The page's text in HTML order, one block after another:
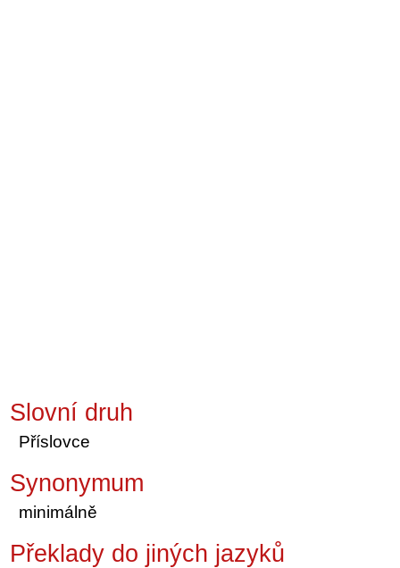
Slovní druh
Příslovce
Synonymum
minimálně
Překlady do jiných jazyků